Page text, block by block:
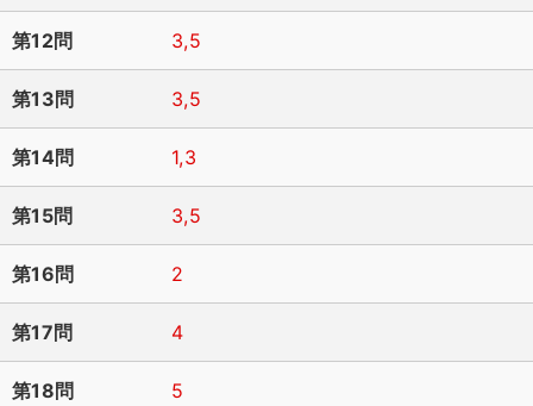
第12問 3,5
第13問 3,5
第14問 1,3
第15問 3,5
第16問 2
第17問 4
第18問 5